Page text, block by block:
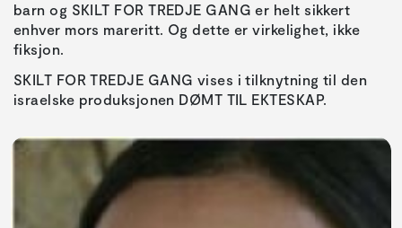
barn og SKILT FOR TREDJE GANG er helt sikkert
enhver mors mareritt. Og dette er virkelighet, ikke
fiksjon.
SKILT FOR TREDJE GANG vises i tilknytning til den
israelske produksjonen DØMT TIL EKTESKAP.